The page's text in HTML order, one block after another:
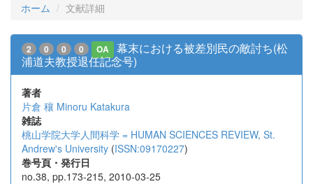
ホーム 文献詳細
2 0 0 0 OA
幕末における被差別民の敵討ち(松
浦道夫教授退任記念号)
著者
片倉 穰 Minoru Katakura
雑誌
桃山学院大学人間科学 = HUMAN SCIENCES REVIEW, St.
Andrew's University (ISSN:09170227)
巻号頁・発行日
no.38, pp.173-215, 2010-03-25